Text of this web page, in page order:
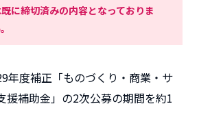
に締切済みの内容となっておりま
年度補正「ものづくり・商業・サ
援補助金」の2次公募の期間を約1